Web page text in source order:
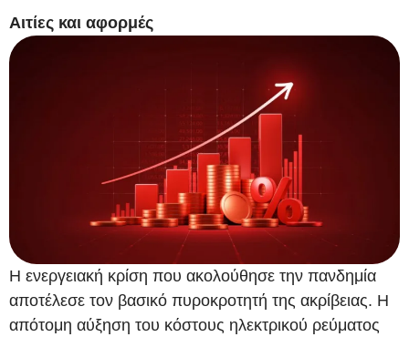
Αιτίες και αφορμές
Η ενεργειακή κρίση που ακολούθησε την πανδημία
αποτέλεσε τον βασικό πυροκροτητή της ακρίβειας. Η
απότομη αύξηση του κόστους ηλεκτρικού ρεύματος